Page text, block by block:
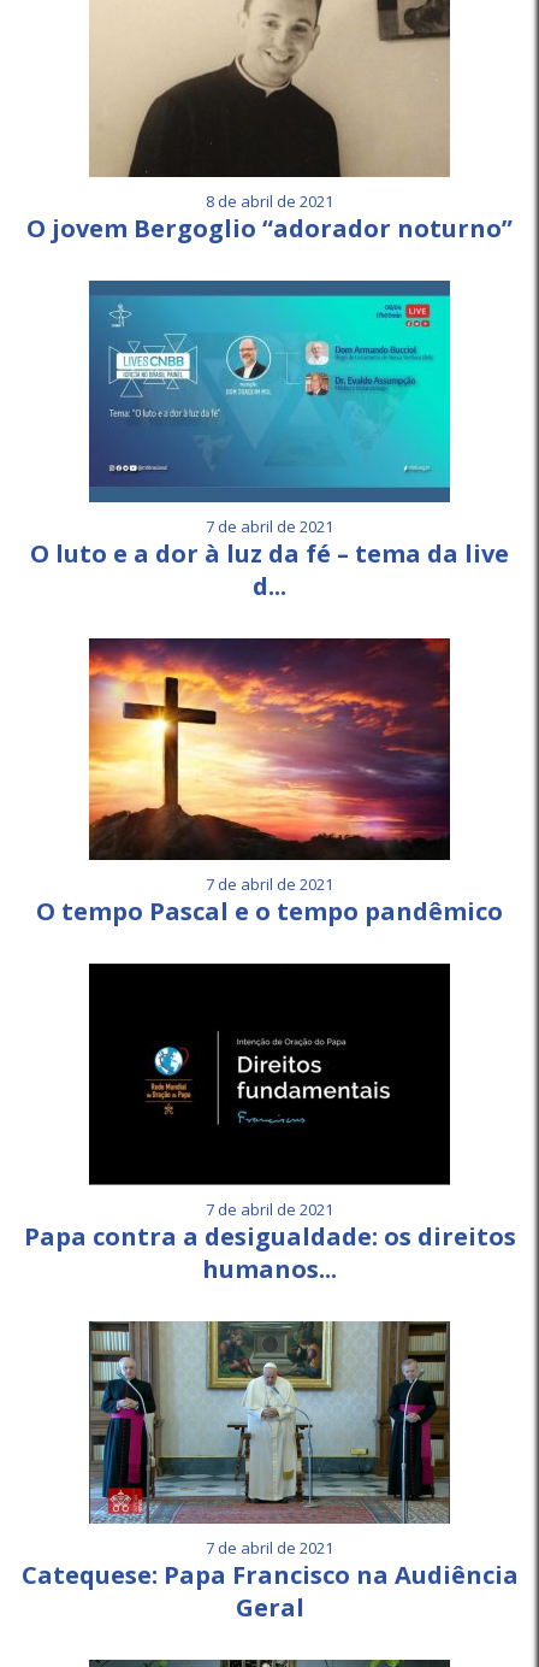
8 de abril de 2021
O jovem Bergoglio “adorador noturno”
7 de abril de 2021
O luto e a dor à luz da fé – tema da live
d...
7 de abril de 2021
O tempo Pascal e o tempo pandêmico
7 de abril de 2021
Papa contra a desigualdade: os direitos
humanos...
7 de abril de 2021
Catequese: Papa Francisco na Audiência
Geral